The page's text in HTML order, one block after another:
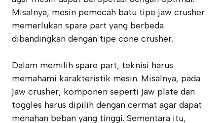
Misalnya, mesin pemecah batu tipe jaw crusher
memerlukan spare part yang berbeda
dibandingkan dengan tipe cone crusher.
Dalam memilih spare part, teknisi harus
memahami karakteristik mesin. Misalnya, pada
jaw crusher, komponen seperti jaw plate dan
toggles harus dipilih dengan cermat agar dapat
menahan beban yang tinggi. Sementara itu,